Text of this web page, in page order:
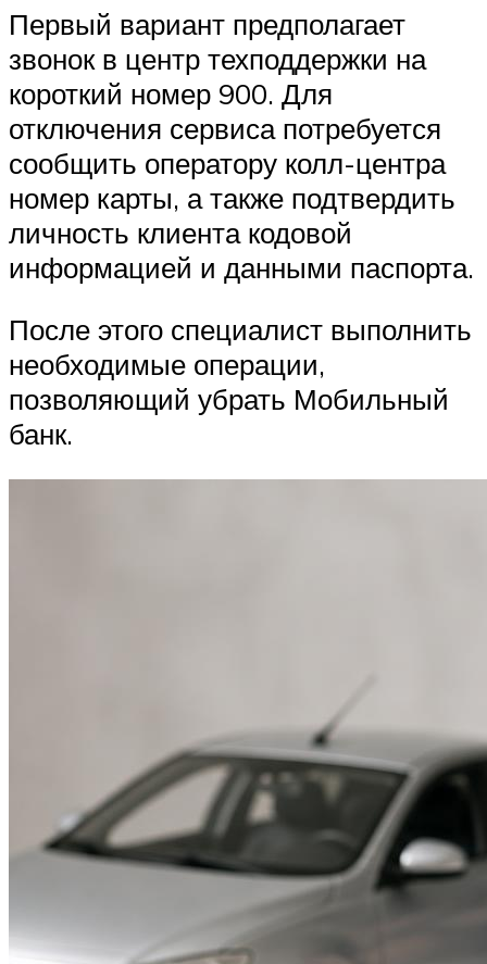
Первый вариант предполагает
звонок в центр техподдержки на
короткий номер 900. Для
отключения сервиса потребуется
сообщить оператору колл-центра
номер карты, а также подтвердить
личность клиента кодовой
информацией и данными паспорта.
После этого специалист выполнить
необходимые операции,
позволяющий убрать Мобильный
банк.